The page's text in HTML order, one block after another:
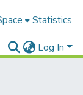
Statistics
Log In